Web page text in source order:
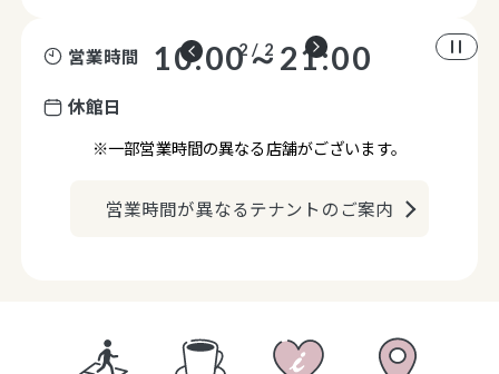
2 / 2
営業時間 10:00～21:00
休館日
※一部営業時間の異なる店舗がございます。
営業時間が異なるテナントのご案内